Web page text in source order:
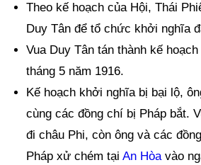
Theo kế hoạch của Hội, Thái
Duy Tân để tổ chức khởi nghĩa
Vua Duy Tân tán thành kế
tháng 5 năm 1916.
Kế hoạch khởi nghĩa bị bại lộ,
cùng các đồng chí bị Pháp bắt.
đi châu Phi, còn ông và các
Pháp xử chém tạiAn Hòavào